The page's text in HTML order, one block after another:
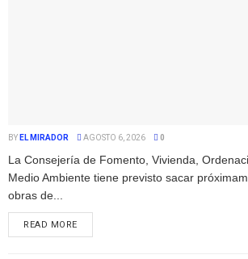
BY EL MIRADOR AGOSTO 6, 2026 0
La Consejería de Fomento, Vivienda,
Medio Ambiente tiene previsto sacar
obras de...
READ MORE